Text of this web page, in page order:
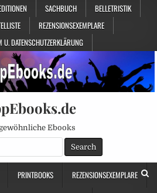
SACHBUCH
BELLETRISTIK
REZENSIONSEXEMPLARE
U. DATENSCHUTZERKLÄRUNG
Ebooks
PRINTBOOKS REZENSIONSEXEMPLARE